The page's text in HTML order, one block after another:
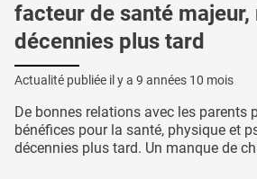
facteur de santé majeur,
décennies plus tard
Actualité publiée il y a 9 années 10 mois
De bonnes relations avec les parents
bénéfices pour la santé, physique et
décennies plus tard. Un manque de